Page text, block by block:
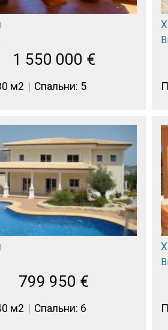
1 550 000 €
м2 Спальни: 5
799 950 €
м2 Спальни: 6